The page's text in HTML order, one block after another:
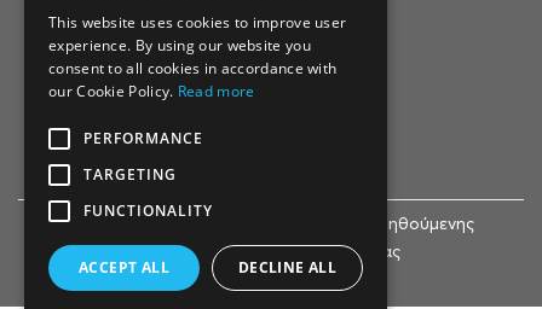
© 2007-2024 Life Clinic - Κέντρο Υποβοηθούμενης
Αναπαραγωγής & Γυναικολογίας
Πολιτική Απορρήτου
This website uses cookies to improve user
experience. By using our website you
consent to all cookies in accordance with
our Cookie Policy. Read more
PERFORMANCE
TARGETING
FUNCTIONALITY
ACCEPT ALL DECLINE ALL